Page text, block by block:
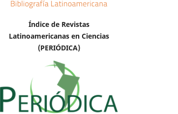
Índice de Revistas
Latinoamericanas en Ciencias
(PERIÓDICA)